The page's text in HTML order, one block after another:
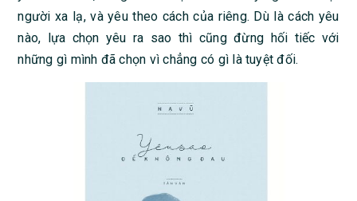
người xa lạ, và yêu theo cách của riêng. Dù là cách yêu
nào, lựa chọn yêu ra sao thì cũng đừng hối tiếc với
những gì mình đã chọn vì chẳng có gì là tuyệt đối.